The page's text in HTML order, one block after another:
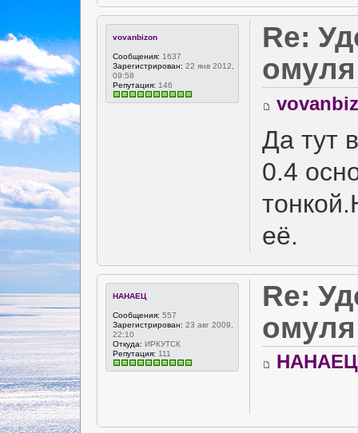
vovanbizon
Сообщения: 1637
Зарегистрирован: 22 янв 2012,
09:58
Репутация: 146
Re:
омуля
Да тут
0.4
её.
НАНАЕЦ
Сообщения: 557
Зарегистрирован: 23 авг 2009,
22:10
Откуда: ИРКУТСК
Репутация: 111
Re:
омуля
НАНАЕЦ